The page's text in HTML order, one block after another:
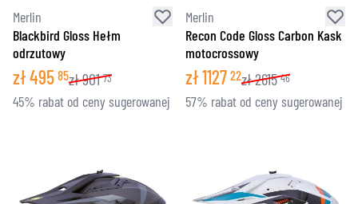
Merlin
Blackbird Gloss Hełm
odrzutowy
zł495 85zł901 73
45% rabat od ceny sugerowanej
Merlin
Recon Code Gloss Carbon Kask
motocrossowy
zł1127 22zł2615 46
57% rabat od ceny sugerowanej